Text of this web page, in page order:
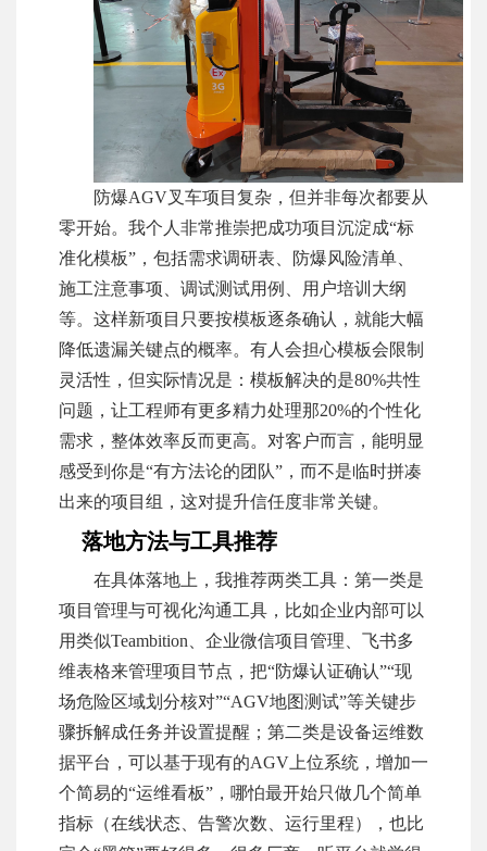
防爆AGV叉车项目复杂，但并非每次都要从
零开始。我个人非常推崇把成功项目沉淀成“标
准化模板”，包括需求调研表、防爆风险清单、
施工注意事项、调试测试用例、用户培训大纲
等。这样新项目只要按模板逐条确认，就能大幅
降低遗漏关键点的概率。有人会担心模板会限制
灵活性，但实际情况是：模板解决的是80%共性
问题，让工程师有更多精力处理那20%的个性化
需求，整体效率反而更高。对客户而言，能明显
感受到你是“有方法论的团队”，而不是临时拼凑
出来的项目组，这对提升信任度非常关键。
落地方法与工具推荐
在具体落地上，我推荐两类工具：第一类是
项目管理与可视化沟通工具，比如企业内部可以
用类似Teambition、企业微信项目管理、飞书多
维表格来管理项目节点，把“防爆认证确认”“现
场危险区域划分核对”“AGV地图测试”等关键步
骤拆解成任务并设置提醒；第二类是设备运维数
据平台，可以基于现有的AGV上位系统，增加一
个简易的“运维看板”，哪怕最开始只做几个简单
指标（在线状态、告警次数、运行里程），也比